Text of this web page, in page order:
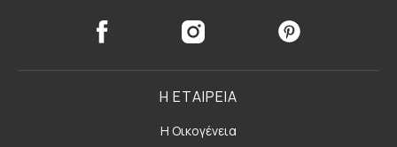
Η ΕΤΑΙΡΕΙΑ
Η Οικογένεια